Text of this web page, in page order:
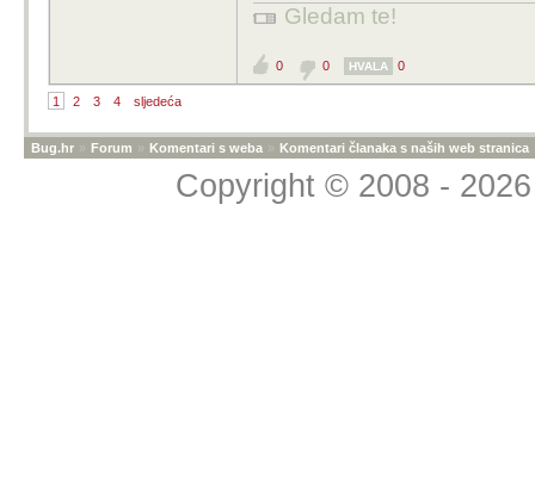
ako sudac uzme u
mišljenje ovlaštenog
e sad, na koji način
znam, pretpostavljam
Gledam te!
0 0 HVALA 0
1 2 3 4 sljedeća
Bug.hr » Forum » Komentari s weba » Komentari članaka s naših web stranica
Copyright © 2008 -